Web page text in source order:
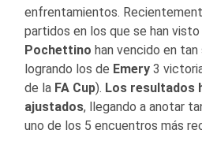
enfrentamientos.
partidos en los que se han
Pochettino han vencido en
logrando los de Emery 3
de la FA Cup). Los resultados
ajustados, llegando a anotar
uno de los 5 encuentros más